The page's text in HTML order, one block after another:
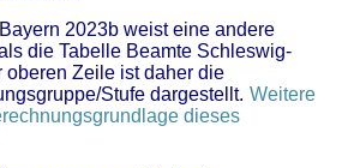
2023b weist eine andere
die Tabelle Beamte Schleswig-
oberen Zeile ist daher die
Stufe dargestellt. Weitere
dieses